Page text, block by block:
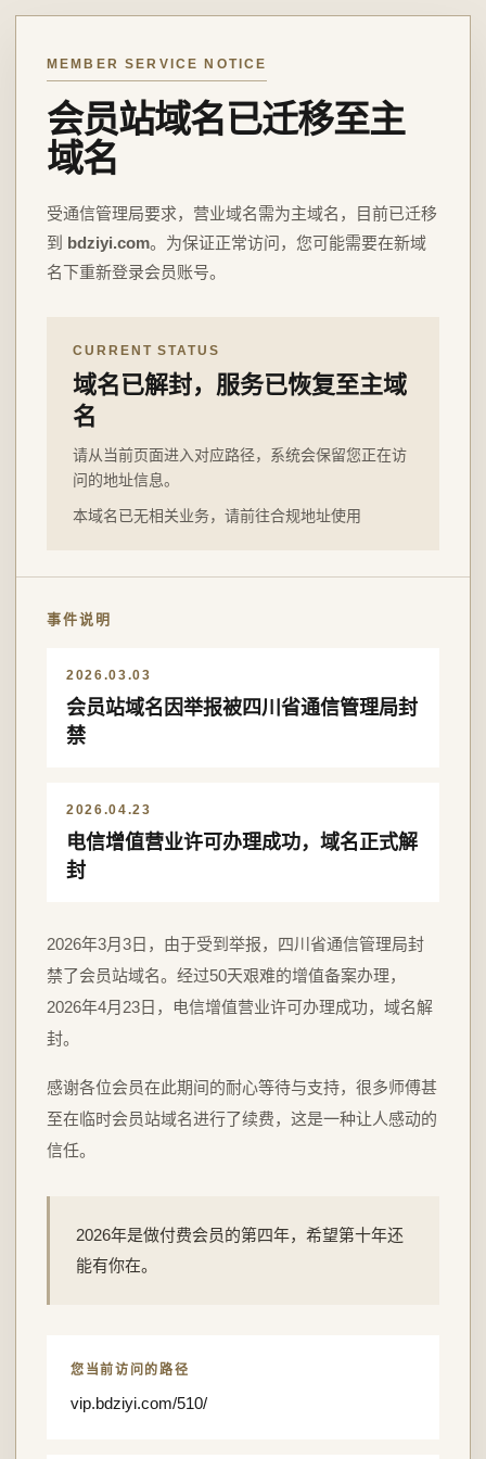
MEMBER SERVICE NOTICE
会员站域名已迁移至主
域名
受通信管理局要求，营业域名需为主域名，目前已迁移
到 bdziyi.com。为保证正常访问，您可能需要在新域
名下重新登录会员账号。
CURRENT STATUS
域名已解封，服务已恢复至主域
名
请从当前页面进入对应路径，系统会保留您正在访
问的地址信息。
本域名已无相关业务，请前往合规地址使用
事件说明
2026.03.03
会员站域名因举报被四川省通信管理局封
禁
2026.04.23
电信增值营业许可办理成功，域名正式解
封
2026年3月3日，由于受到举报，四川省通信管理局封
禁了会员站域名。经过50天艰难的增值备案办理，
2026年4月23日，电信增值营业许可办理成功，域名解
封。
感谢各位会员在此期间的耐心等待与支持，很多师傅甚
至在临时会员站域名进行了续费，这是一种让人感动的
信任。
2026年是做付费会员的第四年，希望第十年还
能有你在。
您当前访问的路径
vip.bdziyi.com/510/